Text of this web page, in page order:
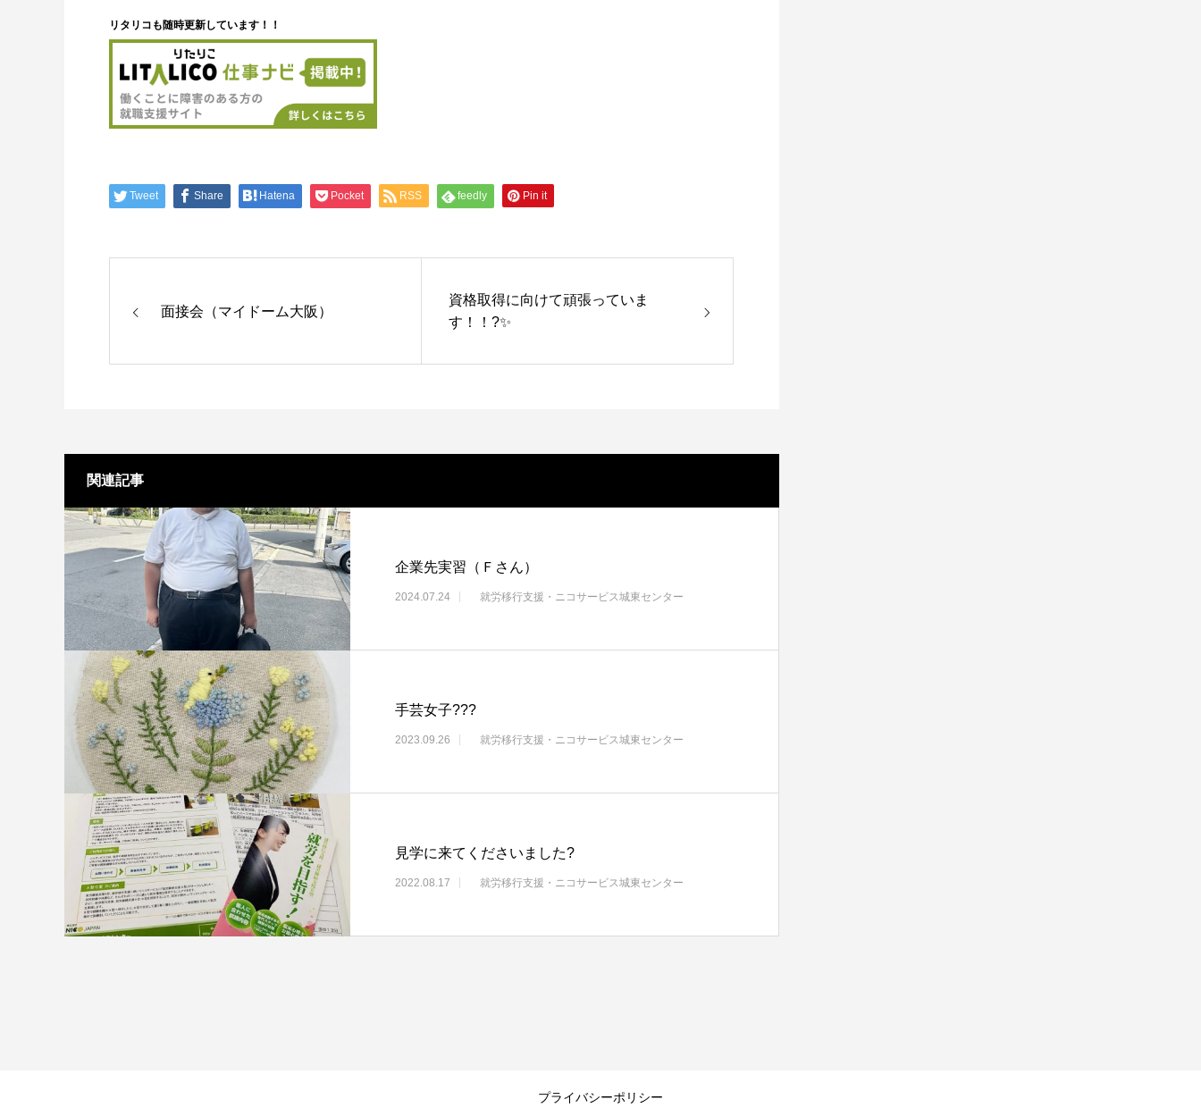
リタリコも随時更新しています！！
Tweet Share Hatena Pocket RSS feedly Pin it
面接会（マイドーム大阪）
資格取得に向けて頑張っていま
す！！?✨
関連記事
企業先実習（Ｆさん）
2024.07.24 就労移行支援・ニコサービス城東センター
手芸女子???
2023.09.26 就労移行支援・ニコサービス城東センター
見学に来てくださいました?
2022.08.17 就労移行支援・ニコサービス城東センター
プライバシーポリシー